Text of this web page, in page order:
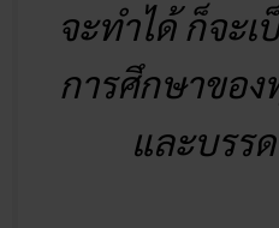
จะทำได้ ก็จะ
การศึกษาขอ
และบรร